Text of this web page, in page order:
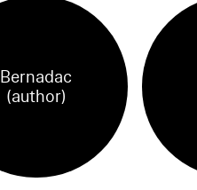
Bernadac
(author)